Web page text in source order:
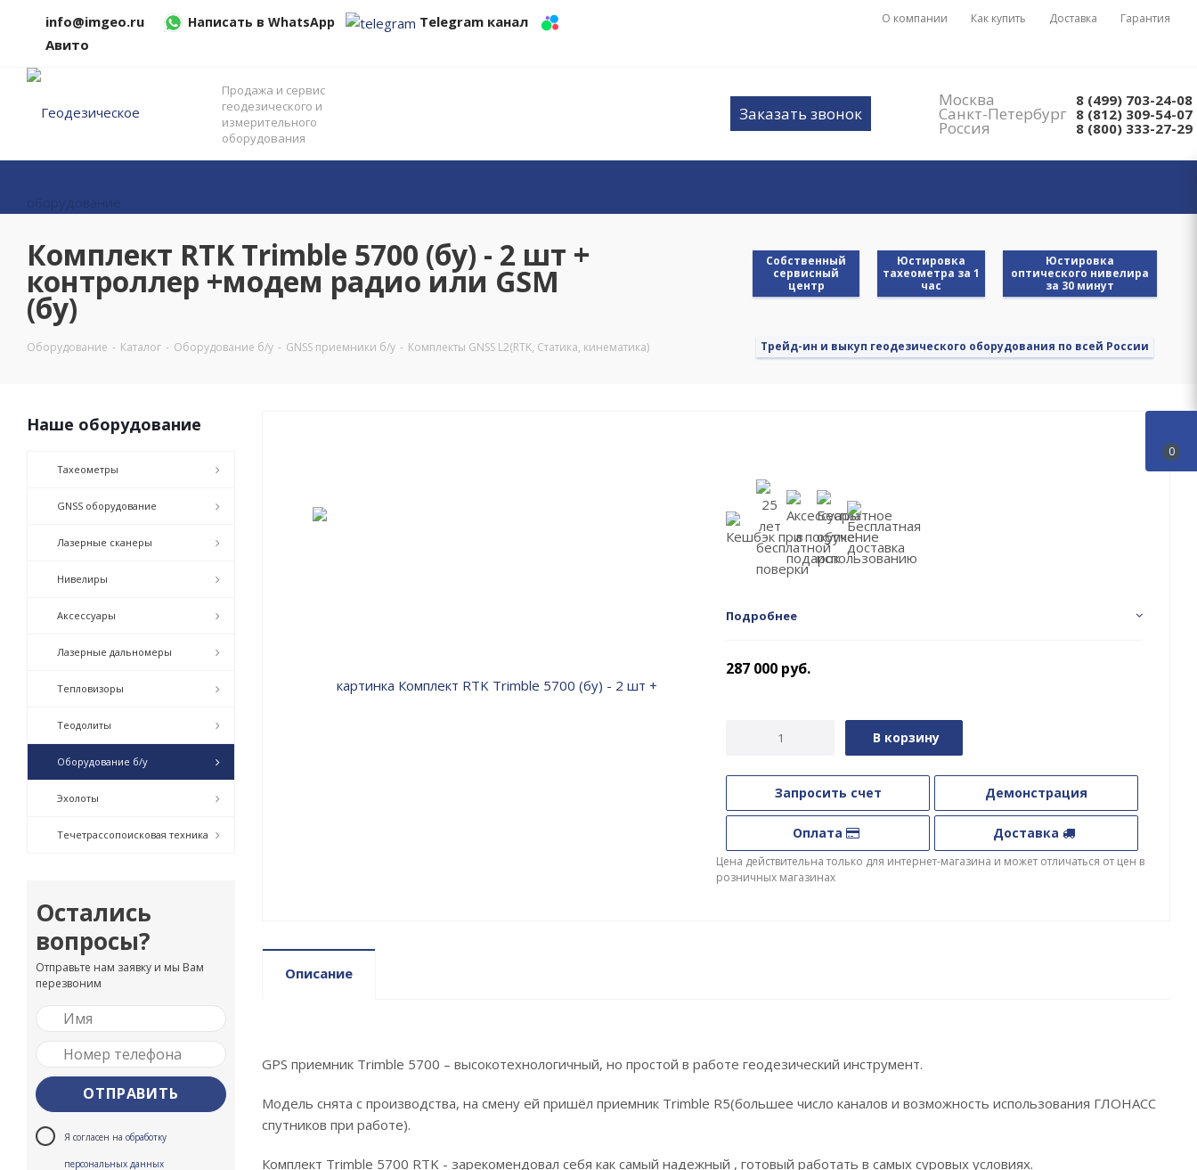
info@imgeo.ru Написать в WhatsApp
Telegram канал
Авито
О компании Как купить Доставка Гарантия
Продажа и сервис
геодезического и
измерительного
оборудования
Заказать звонок
Москва 8 (499) 703-24-08
Санкт-Петербург 8 (812) 309-54-07
Россия 8 (800) 333-27-29
Комплект RTK Trimble 5700 (бу) - 2 шт +
контроллер +модем радио или GSM
(бу)
Оборудование - Каталог - Оборудование б/у - GNSS приемники б/у - Комплекты GNSS L2(RTK, Статика, кинематика) Трейд-ин и выкуп геодезического оборудования по всей России
Cобственный
сервисный
центр
Юстировка
тахеометра за 1
час
Юстировка
оптического нивелира
за 30 минут
Подробнее
287 000 руб.
В корзину
Запросить счет Демонстрация
Оплата Доставка
Цена действительна только для интернет-магазина и может отличаться от цен в
розничных магазинах
Описание
GPS приемник Trimble 5700 – высокотехнологичный, но простой в работе геодезический инструмент.
Модель снята с производства, на смену ей пришёл приемник Trimble R5(большее число каналов и возможность использования ГЛОНАСС
спутников при работе).
Комплект Trimble 5700 RTK - зарекомендовал себя как самый надежный , готовый работать в самых суровых условиях.
Наше оборудование
Тахеометры
GNSS оборудование
Лазерные сканеры
Нивелиры
Аксессуары
Лазерные дальномеры
Тепловизоры
Теодолиты
Оборудование б/у
Эхолоты
Течетрассопоисковая техника
Остались
вопросы?
Отправьте нам заявку и мы Вам
перезвоним
Я согласен на обработку
персональных данных
0